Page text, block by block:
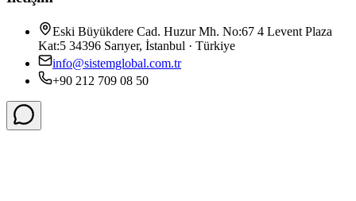
Eski Büyükdere Cad. Huzur Mh. No:67 4 Levent Plaza
Kat:5 34396 Sarıyer, İstanbul · Türkiye
info@sistemglobal.com.tr
+90 212 709 08 50